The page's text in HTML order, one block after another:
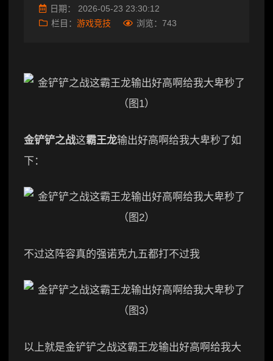
日期： 2026-05-23 23:30:12
栏目： 游戏竞技 浏览： 743
金铲铲之战这霸王龙输出好高啊给我大卑秒了如
下：
不过这阵容真的强诺克九五都打不过我
以上就是金铲铲之战这霸王龙输出好高啊给我大